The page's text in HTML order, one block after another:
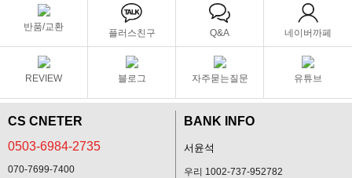
반품/교환
플러스친구 Q&A 네이버까페
REVIEW 블로그 자주묻는질문 유튜브
CS CNETER
0503-6984-2735
070-7699-7400
BANK INFO
서윤석
우리 1002-737-952782